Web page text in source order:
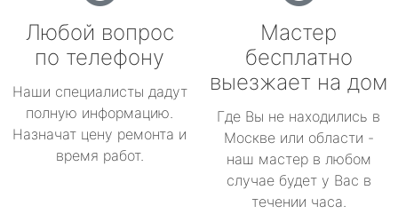
Любой вопрос
по телефону
Наши специалисты дадут
полную информацию.
Назначат цену ремонта и
время работ.
Мастер
бесплатно
выезжает на дом
Где Вы не находились в
Москве или области -
наш мастер в любом
случае будет у Вас в
течении часа.